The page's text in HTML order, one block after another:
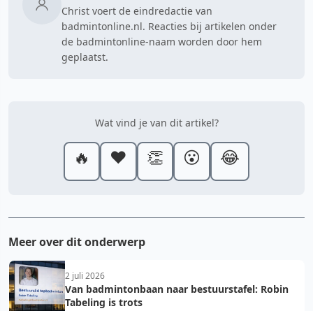
Christ voert de eindredactie van
badmintonline.nl. Reacties bij artikelen onder
de badmintonline-naam worden door hem
geplaatst.
Wat vind je van dit artikel?
🔥 ❤️ 👏 😮 😂
Meer over dit onderwerp
2 juli 2026
Van badmintonbaan naar bestuurstafel: Robin
Tabeling is trots